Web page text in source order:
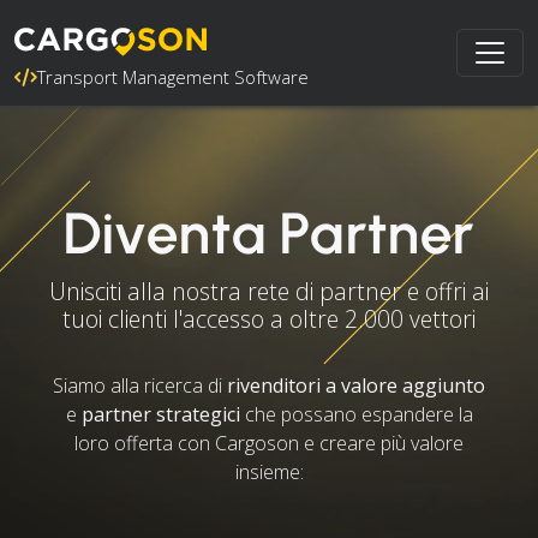
Transport Management Software
Diventa Partner
Unisciti alla nostra rete di partner e offri ai
tuoi clienti l'accesso a oltre 2.000 vettori
Siamo alla ricerca di rivenditori a valore aggiunto
e partner strategici che possano espandere la
loro offerta con Cargoson e creare più valore
insieme: